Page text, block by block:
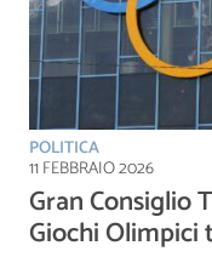
POLITICA
11 FEBBRAIO 2026
Gran Consiglio
Giochi